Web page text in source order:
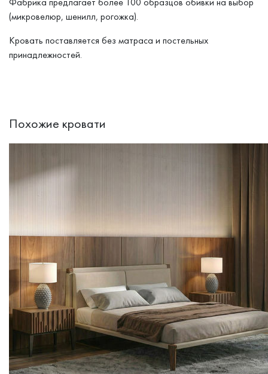
(микровелюр, шенилл, рогожка).
Кровать поставляется без матраса и постельных
принадлежностей.
Похожие кровати